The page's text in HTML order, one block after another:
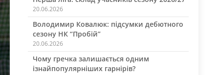
20.06.2026
Володимир Ковалюк: підсумки дебютного
сезону НК “Пробій”
20.06.2026
Чому гречка залишається одним
ізнайпопулярніших гарнірів?